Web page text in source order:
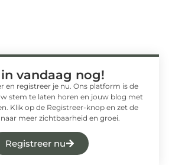
vandaag nog!
en registreer je nu. Ons platform is de
stem te laten horen en jouw blog met
Klik op de Registreer-knop en zet de
meer zichtbaarheid en groei.
Registreer nu